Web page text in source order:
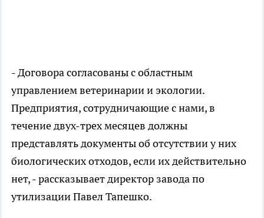
- Договора согласованы с областным
управлением ветеринарии и экологии.
Предприятия, сотрудничающие с нами, в
течение двух-трех месяцев должны
представлять документы об отсутствии у них
биологических отходов, если их действительно
нет, - рассказывает директор завода по
утилизации Павел Тапешко.